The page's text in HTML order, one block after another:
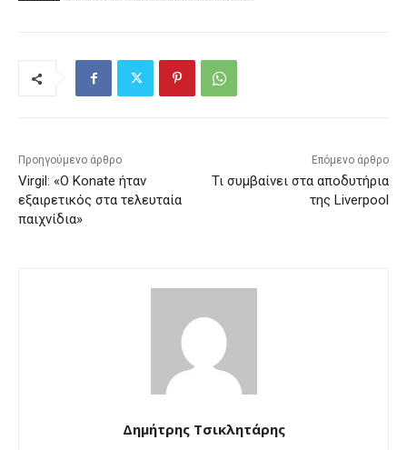
Προηγούμενο άρθρο
Virgil: «Ο Konate ήταν
εξαιρετικός στα τελευταία
παιχνίδια»
Επόμενο άρθρο
Τι συμβαίνει στα αποδυτήρια
της Liverpool
Δημήτρης Τσικλητάρης